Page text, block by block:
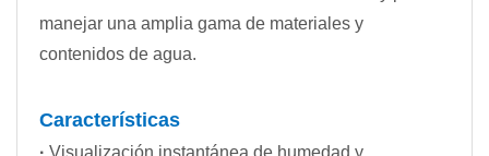
manejar una amplia gama de materiales y
contenidos de agua.
Características